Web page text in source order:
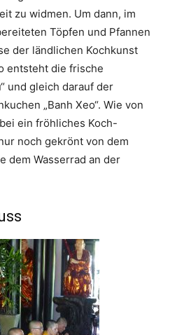
zu widmen. Um dann, im
Töpfen und Pfannen
der ländlichen Kochkunst
entsteht die frische
und gleich darauf der
„Banh Xeo“. Wie von
ein fröhliches Koch-
noch gekrönt von dem
dem Wasserrad an der